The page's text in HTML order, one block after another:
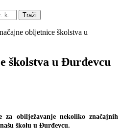
Traži
obljetnice školstva u
školstva u Đurđevcu
za obilježavanje nekoliko značajnih
školu u Đurđevcu.